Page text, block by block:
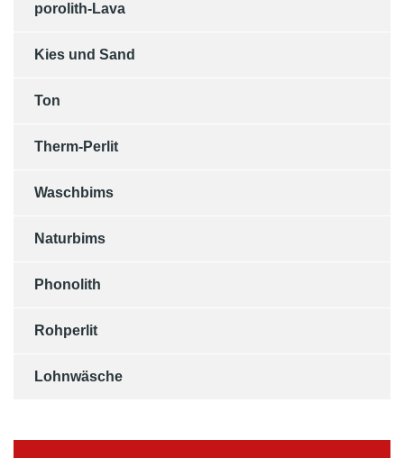
porolith-Lava
Kies und Sand
Ton
Therm-Perlit
Waschbims
Naturbims
Phonolith
Rohperlit
Lohnwäsche